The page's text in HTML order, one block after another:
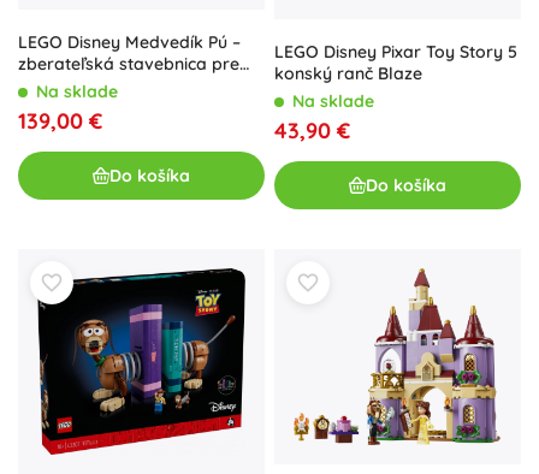
LEGO Disney Medvedík Pú –
zberateľská stavebnica pre
dospelých
Na sklade
139,00 €
Do košíka
LEGO Disney Pixar Toy Story 5
konský ranč Blaze
Na sklade
43,90 €
Do košíka